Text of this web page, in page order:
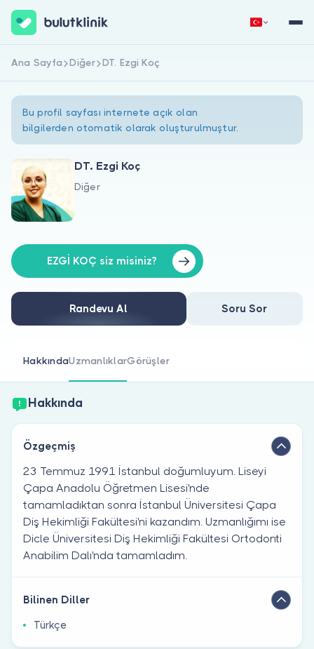
Hakkımızda
Doktorlar için
Doktor musunuz?
Hemen Kaydol
Ana Sayfa Diğer DT. Ezgi Koç
Bu profil sayfası internete açık olan
bilgilerden otomatik olarak oluşturulmuştur.
DT. Ezgi Koç
Diğer
EZGİ KOÇ siz misiniz?
Randevu Al Soru Sor
HakkındaUzmanlıklarGörüşler
Hakkında
Özgeçmiş
23 Temmuz 1991 İstanbul doğumluyum. Liseyi
Çapa Anadolu Öğretmen Lisesi'nde
tamamladıktan sonra İstanbul Üniversitesi Çapa
Diş Hekimliği Fakültesi'ni kazandım. Uzmanlığımı ise
Dicle Üniversitesi Diş Hekimliği Fakültesi Ortodonti
Anabilim Dalı'nda tamamladım.
Bilinen Diller
Türkçe